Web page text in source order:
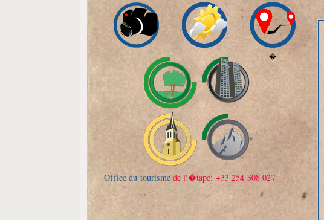
Office du tourismede l'�tape: +33 254 308 027
�